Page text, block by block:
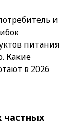
и
питания
Какие
в 2026
частных